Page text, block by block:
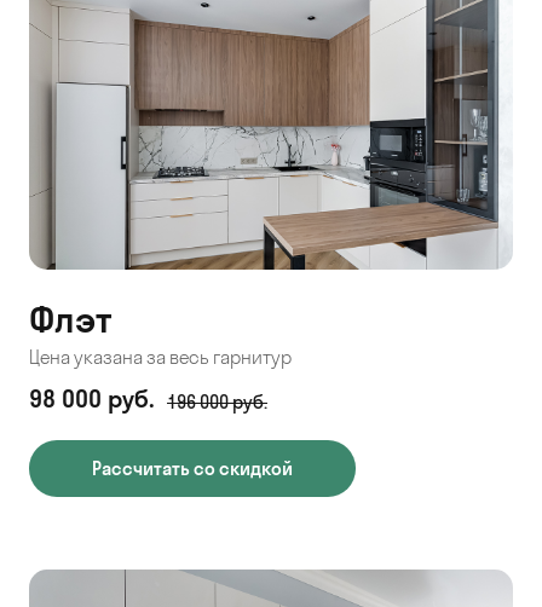
Флэт
Цена указана за весь гарнитур
98 000 руб. 196 000 руб.
Рассчитать со скидкой